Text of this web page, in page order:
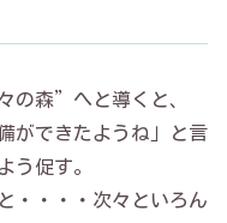
の森”へと導くと、
ができたようね」と言
う促す。
・・・・次々といろん